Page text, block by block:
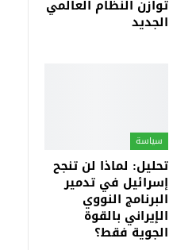
توازن النظام العالمي
الجديد
سياسة
تحليل: لماذا لن تنجح
إسرائيل في تدمير
البرنامج النووي
الإيراني بالقوة
الجوية فقط؟